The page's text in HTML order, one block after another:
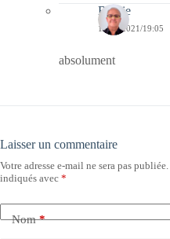
Bernie
12/10/2021/19:05
absolument
Laisser un commentaire
Votre adresse e-mail ne sera pas publiée.
indiqués avec *
Nom*